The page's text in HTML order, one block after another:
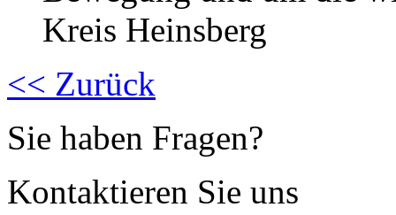
Kreis Heinsberg
<< Zurück
Sie haben Fragen?
Kontaktieren Sie uns